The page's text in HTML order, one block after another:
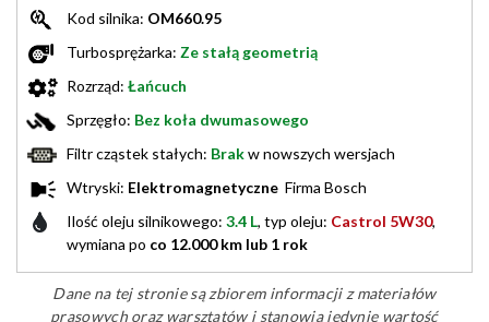
Kod silnika: OM660.95
Turbosprężarka: Ze stałą geometrią
Rozrząd: Łańcuch
Sprzęgło: Bez koła dwumasowego
Filtr cząstek stałych: Brakw nowszych wersjach
Wtryski: Elektromagnetyczne Firma Bosch
Ilość oleju silnikowego: 3.4 L, typ oleju: Castrol 5W30,
wymiana po co 12.000 km lub 1 rok
Dane na tej stronie są zbiorem informacji z materiałów
prasowych oraz warsztatów i stanowią jedynie wartość